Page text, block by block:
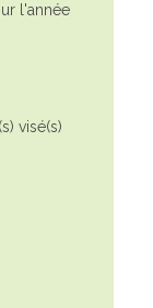
l'année
visé(s)